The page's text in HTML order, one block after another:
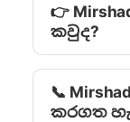
👉
කවුද?
📞
කරගත